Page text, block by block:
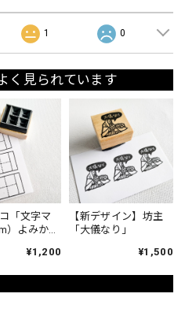
1 0
く見られています
「文字マ
）よみか
¥1,200
【新デザイン】坊主
「大儀なり」
¥1,500